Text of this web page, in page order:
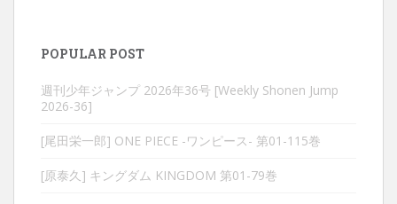
POPULAR POST
週刊少年ジャンプ 2026年36号 [Weekly Shonen Jump
2026-36]
[尾田栄一郎] ONE PIECE -ワンピース- 第01-115巻
[原泰久] キングダム KINGDOM 第01-79巻